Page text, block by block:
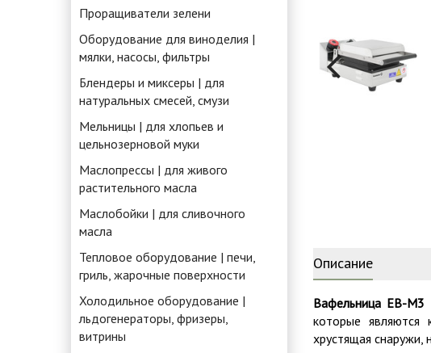
Проращиватели зелени
Оборудование для виноделия |
мялки, насосы, фильтры
Блендеры и миксеры | для
натуральных смесей, смузи
Мельницы | для хлопьев и
цельнозерновой муки
Маслопрессы | для живого
растительного масла
Маслобойки | для сливочного
масла
Тепловое оборудование | печи,
гриль, жарочные поверхности
Холодильное оборудование |
льдогенераторы, фризеры,
витрины
Описание
Вафельница EB-
которые являются
хрустящая снаружи,